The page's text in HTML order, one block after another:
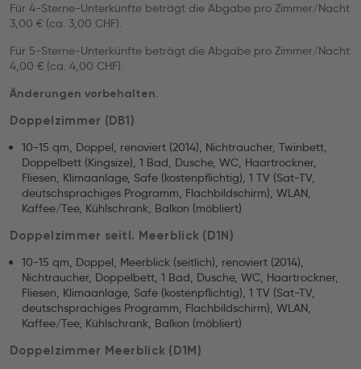
Für 4-Sterne-Unterkünfte beträgt die Abgabe pro Zimmer/Nacht
3,00 € (ca. 3,00 CHF).
Für 5-Sterne-Unterkünfte beträgt die Abgabe pro Zimmer/Nacht
4,00 € (ca. 4,00 CHF).
Änderungen vorbehalten.
Doppelzimmer (DB1)
10-15 qm, Doppel, renoviert (2014), Nichtraucher, Twinbett,
Doppelbett (Kingsize), 1 Bad, Dusche, WC, Haartrockner,
Fliesen, Klimaanlage, Safe (kostenpflichtig), 1 TV (Sat-TV,
deutschsprachiges Programm, Flachbildschirm), WLAN,
Kaffee/Tee, Kühlschrank, Balkon (möbliert)
Doppelzimmer seitl. Meerblick (D1N)
10-15 qm, Doppel, Meerblick (seitlich), renoviert (2014),
Nichtraucher, Doppelbett, 1 Bad, Dusche, WC, Haartrockner,
Fliesen, Klimaanlage, Safe (kostenpflichtig), 1 TV (Sat-TV,
deutschsprachiges Programm, Flachbildschirm), WLAN,
Kaffee/Tee, Kühlschrank, Balkon (möbliert)
Doppelzimmer Meerblick (D1M)